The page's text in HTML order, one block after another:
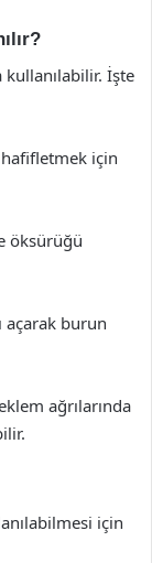
İşte
için
öksürüğü
açarak burun
ağrılarında
için